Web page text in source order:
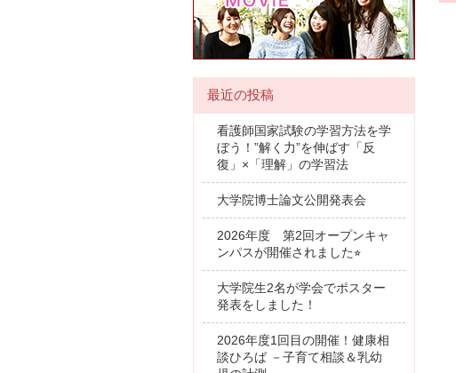
最近の投稿
看護師国家試験の学習方法を学
ぼう！”解く力”を伸ばす「反
復」×「理解」の学習法
大学院博士論文公開発表会
2026年度 第2回オープンキャ
ンパスが開催されました⭐︎
大学院生2名が学会でポスター
発表をしました！
2026年度1回目の開催！健康相
談ひろば －子育て相談＆乳幼